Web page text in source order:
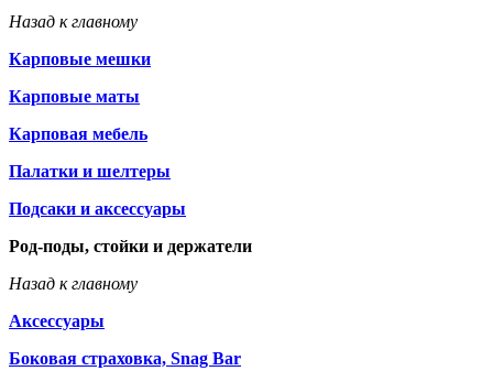
Назад к главному
Карповые мешки
Карповые маты
Карповая мебель
Палатки и шелтеры
Подсаки и аксессуары
Род-поды, стойки и держатели
Назад к главному
Аксессуары
Боковая страховка, Snag Bar